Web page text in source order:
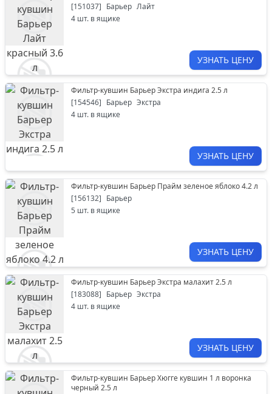
[151037] Барьер Лайт
4 шт. в ящике
УЗНАТЬ ЦЕНУ
Фильтр-кувшин Барьер Экстра индига 2.5 л
[154546] Барьер Экстра
4 шт. в ящике
УЗНАТЬ ЦЕНУ
Фильтр-кувшин Барьер Прайм зеленое яблоко 4.2 л
[156132] Барьер
5 шт. в ящике
УЗНАТЬ ЦЕНУ
Фильтр-кувшин Барьер Экстра малахит 2.5 л
[183088] Барьер Экстра
4 шт. в ящике
УЗНАТЬ ЦЕНУ
Фильтр-кувшин Барьер Хюгге кувшин 1 л воронка
черный 2.5 л